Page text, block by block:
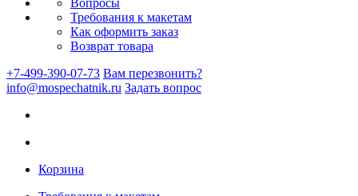
Требования к макетам
Как оформить заказ
Возврат товара
+7-499-390-07-73 Вам перезвонить?
info@mospechatnik.ru Задать вопрос
Корзина